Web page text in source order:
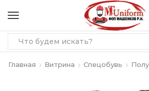
Главная Витрина Спецобувь